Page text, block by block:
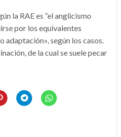
la RAE es “el anglicismo
por los equivalentes
adaptación», según los casos.
de la cual se suele pecar